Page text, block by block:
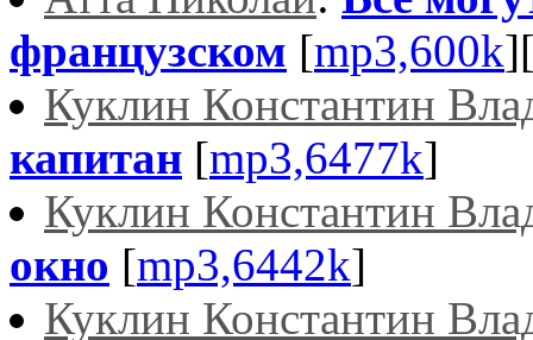
французском [mp3,600k
Куклин Константин
капитан [mp3,6477k]
Куклин Константин
окно [mp3,6442k]
Куклин Константин